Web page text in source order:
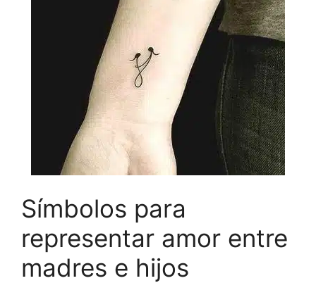
Símbolos para
representar amor entre
madres e hijos